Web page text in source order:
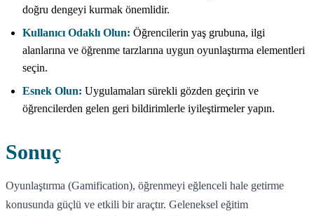
doğru dengeyi kurmak önemlidir.
Kullanıcı Odaklı Olun: Öğrencilerin yaş grubuna, ilgi
alanlarına ve öğrenme tarzlarına uygun oyunlaştırma elementleri
seçin.
Esnek Olun: Uygulamaları sürekli gözden geçirin ve
öğrencilerden gelen geri bildirimlerle iyileştirmeler yapın.
Sonuç
Oyunlaştırma (Gamification), öğrenmeyi eğlenceli hale getirme
konusunda güçlü ve etkili bir araçtır. Geleneksel eğitim